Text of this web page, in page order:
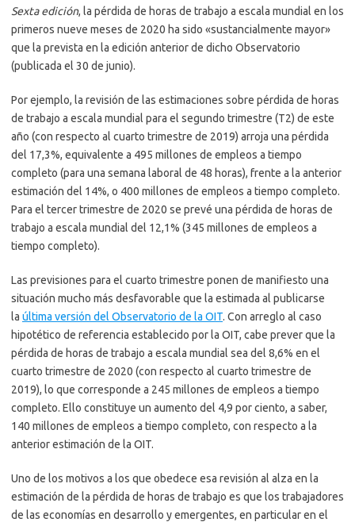
Sexta edición, la pérdida de horas de trabajo a escala mundial en los
primeros nueve meses de 2020 ha sido «sustancialmente mayor»
que la prevista en la edición anterior de dicho Observatorio
(publicada el 30 de junio).
Por ejemplo, la revisión de las estimaciones sobre pérdida de horas
de trabajo a escala mundial para el segundo trimestre (T2) de este
año (con respecto al cuarto trimestre de 2019) arroja una pérdida
del 17,3%, equivalente a 495 millones de empleos a tiempo
completo (para una semana laboral de 48 horas), frente a la anterior
estimación del 14%, o 400 millones de empleos a tiempo completo.
Para el tercer trimestre de 2020 se prevé una pérdida de horas de
trabajo a escala mundial del 12,1% (345 millones de empleos a
tiempo completo).
Las previsiones para el cuarto trimestre ponen de manifiesto una
situación mucho más desfavorable que la estimada al publicarse
la última versión del Observatorio de la OIT. Con arreglo al caso
hipotético de referencia establecido por la OIT, cabe prever que la
pérdida de horas de trabajo a escala mundial sea del 8,6% en el
cuarto trimestre de 2020 (con respecto al cuarto trimestre de
2019), lo que corresponde a 245 millones de empleos a tiempo
completo. Ello constituye un aumento del 4,9 por ciento, a saber,
140 millones de empleos a tiempo completo, con respecto a la
anterior estimación de la OIT.
Uno de los motivos a los que obedece esa revisión al alza en la
estimación de la pérdida de horas de trabajo es que los trabajadores
de las economías en desarrollo y emergentes, en particular en el